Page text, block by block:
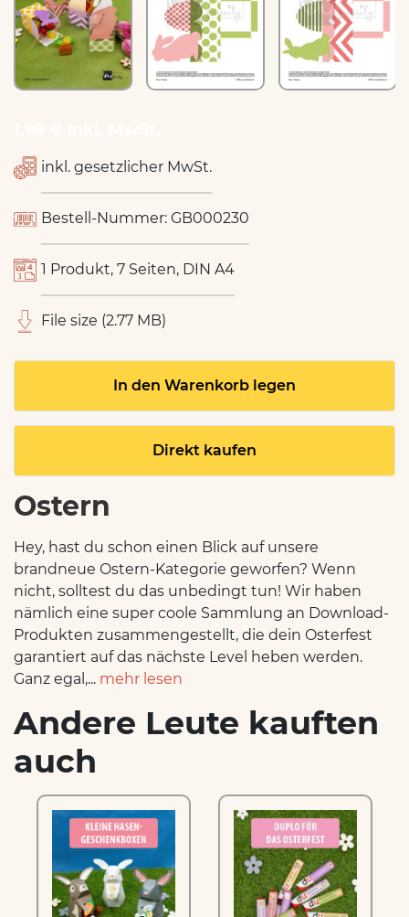
inkl. gesetzlicher MwSt.
Bestell-Nummer: GB000230
1 Produkt, 7 Seiten, DIN A4
File size (2.77 MB)
In den Warenkorb legen
Direkt kaufen
Ostern
Hey, hast du schon einen Blick auf unsere
brandneue Ostern-Kategorie geworfen? Wenn
nicht, solltest du das unbedingt tun! Wir haben
nämlich eine super coole Sammlung an Download-
Produkten zusammengestellt, die dein Osterfest
garantiert auf das nächste Level heben werden.
Ganz egal,... mehr lesen
Andere Leute kauften
auch